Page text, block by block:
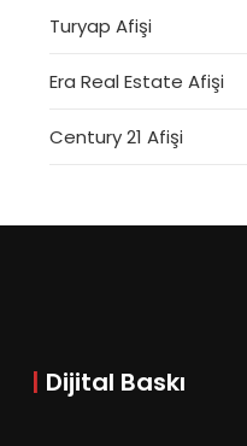
Turyap Afişi
Era Real Estate Afişi
Century 21 Afişi
| Dijital Baskı